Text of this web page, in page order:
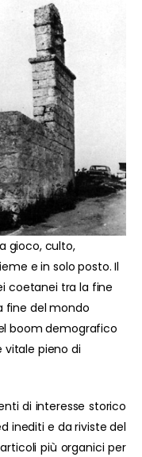
gioco, culto,
e in solo posto. Il
coetanei tra la fine
fine del mondo
boom demografico
vitale pieno di
di interesse storico
inediti e da riviste del
più organici per